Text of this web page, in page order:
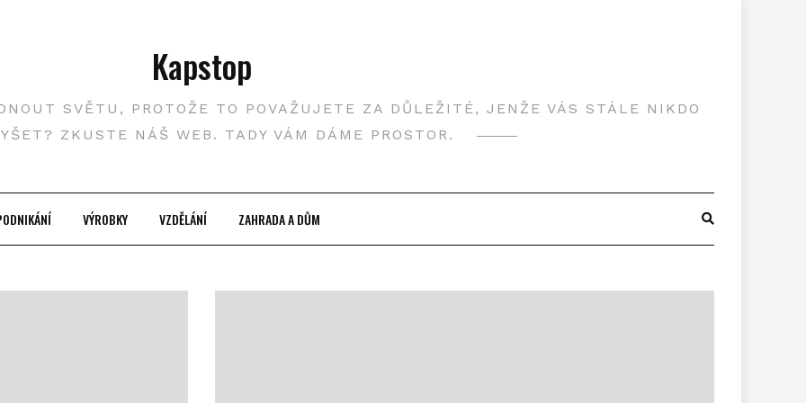
Kapstop
SVĚTU, PROTOŽE TO POVAŽUJETE ZA DŮLEŽITÉ, JENŽE VÁS STÁLE NIKDO
ZKUSTE NÁŠ WEB. TADY VÁM DÁME PROSTOR.
VÝROBKY VZDĚLÁNÍ ZAHRADA A DŮM